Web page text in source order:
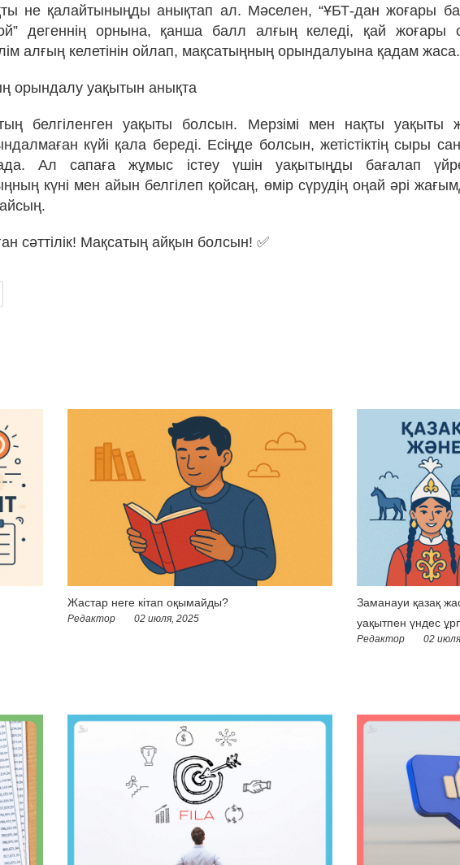
не қалайтыныңды анықтап ал. Мәселен, “ҰБТ-дан жоғары
дегеннің орнына, қанша балл алғың келеді, қай жоғары
алғың келетінін ойлап, мақсатыңның орындалуына қадам жаса.
орындалу уақытын анықта
белгіленген уақыты болсын. Мерзімі мен нақты уақыты
күйі қала береді. Есіңде болсын, жетістіктің сыры
Ал сапаға жұмыс істеу үшін уақытыңды бағалап
күні мен айын белгілеп қойсаң, өмір сүрудің оңай әрі
сәттілік! Мақсатың айқын болсын! ✅
Жастар неге кітап оқымайды?
Редактор 02 июля, 2025
Заманауи қазақ
уақытпен үндес
Редактор 02